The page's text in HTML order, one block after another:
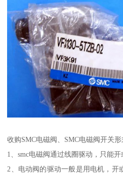
收购SMC电磁阀、SMC电磁阀开关形
1、smc电磁阀通过线圈驱动，只能
2、电动阀的驱动一般是用电机，开